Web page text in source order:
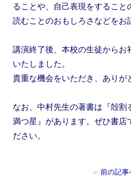
ることや、自己表現をすること
読むことのおもしろさなどをお
講演終了後、本校の生徒からお
いたしました。
貴重な機会をいただき、ありが
なお、中村先生の著書は『殻割
満つ星』があります。ぜひ書店
ださい。
≪ 前の記事